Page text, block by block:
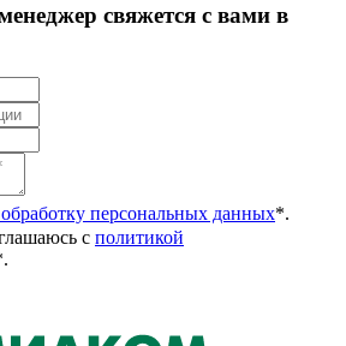
свяжется с вами в
обработку персональных данных*.
с политикой
.